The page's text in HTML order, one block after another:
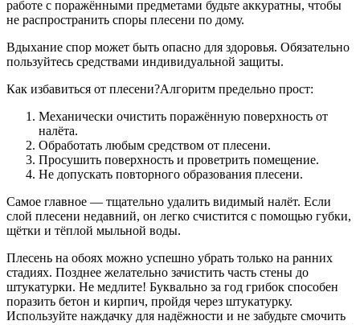
работе с поражёнными предметами будьте аккуратны, чтобы
не распространить споры плесени по дому.
Вдыхание спор может быть опасно для здоровья. Обязательно
пользуйтесь средствами индивидуальной защиты.
Как избавиться от плесени?Алгоритм предельно прост:
Механически очистить поражённую поверхность от
налёта.
Обработать любым средством от плесени.
Просушить поверхность и проветрить помещение.
Не допускать повторного образования плесени.
Самое главное — тщательно удалить видимый налёт. Если
слой плесени недавний, он легко счистится с помощью губки,
щётки и тёплой мыльной воды.
Плесень на обоях можно успешно убрать только на ранних
стадиях. Позднее желательно зачистить часть стены до
штукатурки. Не медлите! Буквально за год грибок способен
поразить бетон и кирпич, пройдя через штукатурку.
Используйте наждачку для надёжности и не забудьте смочить